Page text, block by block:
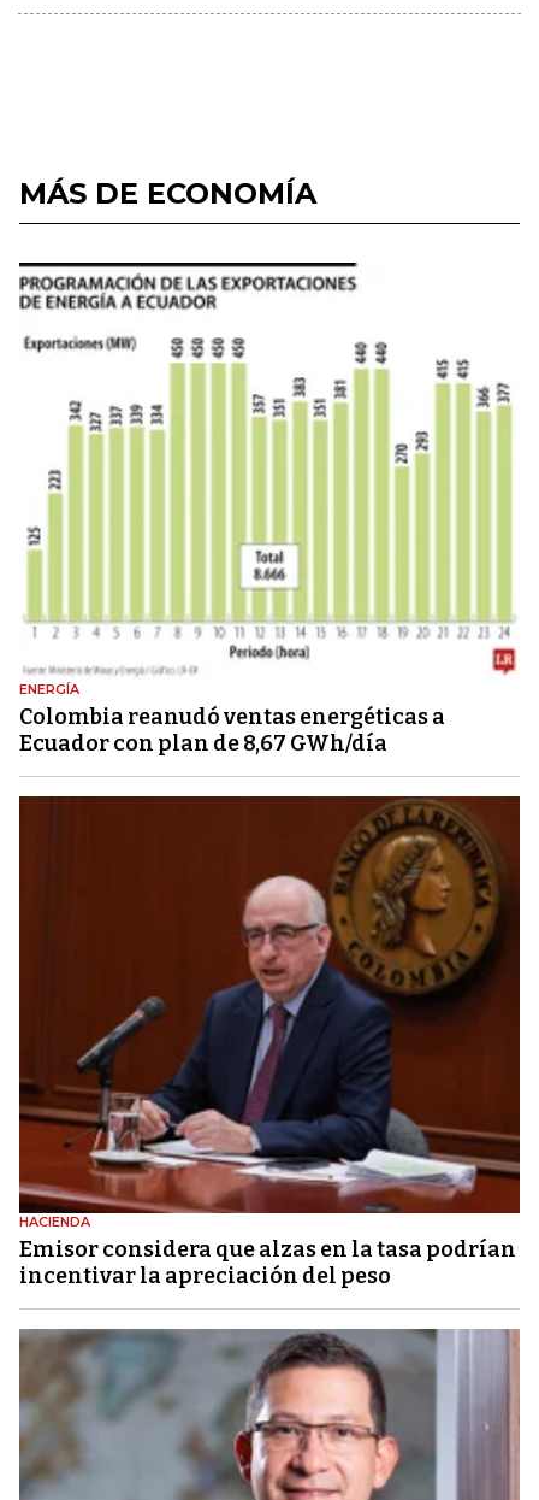
MÁS DE ECONOMÍA
ENERGÍA
Colombia reanudó ventas energéticas a
Ecuador con plan de 8,67 GWh/día
HACIENDA
Emisor considera que alzas en la tasa podrían
incentivar la apreciación del peso